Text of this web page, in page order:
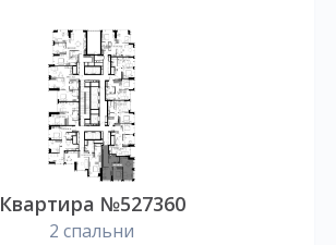
Квартира №527360
2 спальни